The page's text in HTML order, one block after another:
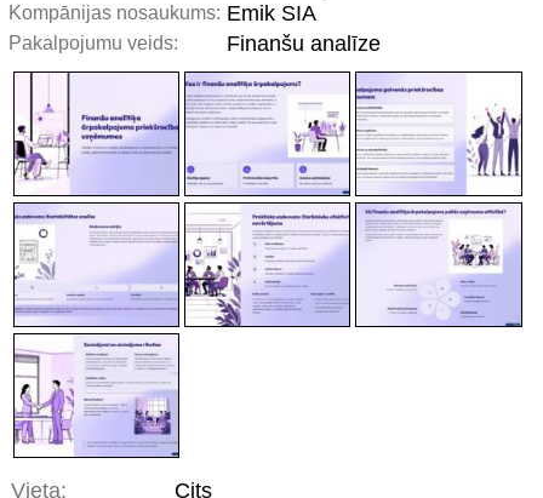
Kompānijas nosaukums: Emik SIA
Pakalpojumu veids: Finanšu analīze
Vieta: Cits